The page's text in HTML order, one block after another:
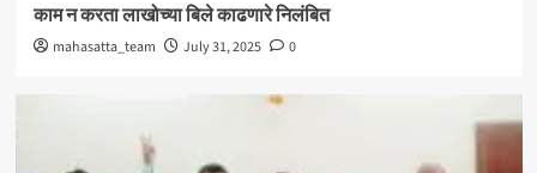
काम न करता लाखोच्या बिले काढणारे निलंबित
mahasatta_team July 31, 2025 0